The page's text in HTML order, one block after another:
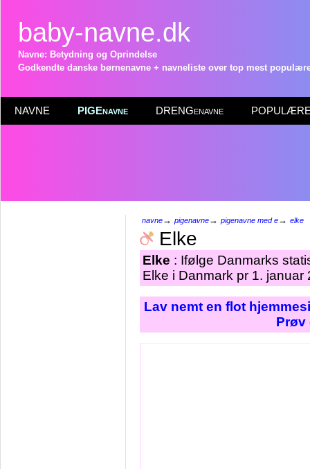
baby-navne.dk
Navne: Betydning og Oprindelse
Godkendte danske børnenavne + navneliste over top mest
NAVNE PIGEnavne DRENGenavne POPULÆRE
navne→ pigenavne→ pigenavne med e→ elke
Elke
Elke : Ifølge Danmarks
Elke i Danmark pr 1. januar
Lav nemt en flot
Prøv